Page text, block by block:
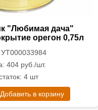
"Любимая дача"
орегон 0,75л
404 руб./шт.
4 шт
Добавить в корзину